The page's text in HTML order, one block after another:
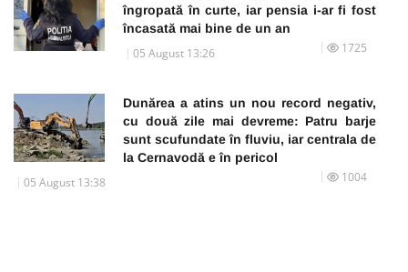
îngropată în curte, iar pensia i-ar fi fost
încasată mai bine de un an
05 August 13:26 1725
Dunărea a atins un nou record negativ,
cu două zile mai devreme: Patru barje
sunt scufundate în fluviu, iar centrala de
la Cernavodă e în pericol
05 August 13:38 1004